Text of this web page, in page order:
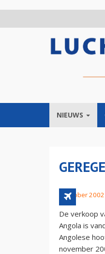
NIEUWS
9 oktober
De verkoop
Angola is
Angolese
november